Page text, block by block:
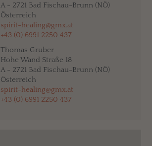
A - 2721 Bad Fischau-Brunn (NÖ)
Österreich
spirit-healing@gmx.at
+43 (0) 6991 2250 437
Thomas Gruber
Hohe Wand Straße 18
A - 2721 Bad Fischau-Brunn (NÖ)
Österreich
spirit-healing@gmx.at
+43 (0) 6991 2250 437